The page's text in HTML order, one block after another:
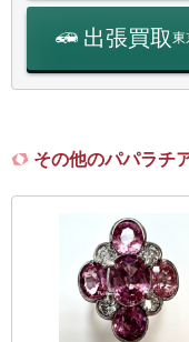
出張買取東
その他のパパラチ